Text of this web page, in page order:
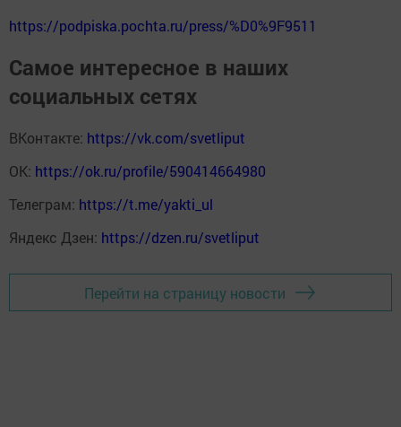
https://podpiska.pochta.ru/press/%D0%9F9511
Самое интересное в наших
социальных сетях
ВКонтакте: https://vk.com/svetliput
ОК: https://ok.ru/profile/590414664980
Телеграм: https://t.me/yakti_ul
Яндекс Дзен: https://dzen.ru/svetliput
Перейти на страницу новости